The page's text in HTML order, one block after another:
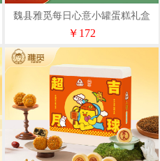
魏县雅觅每日心意小罐蛋糕礼盒
880g
￥172